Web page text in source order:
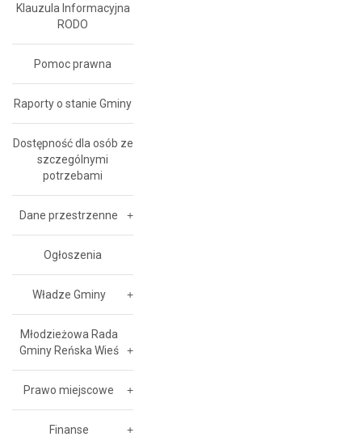
Klauzula Informacyjna
RODO
Pomoc prawna
Raporty o stanie Gminy
Dostępność dla osób ze
szczególnymi
potrzebami
Dane przestrzenne
Ogłoszenia
Władze Gminy
Młodzieżowa Rada
Gminy Reńska Wieś
Prawo miejscowe
Finanse